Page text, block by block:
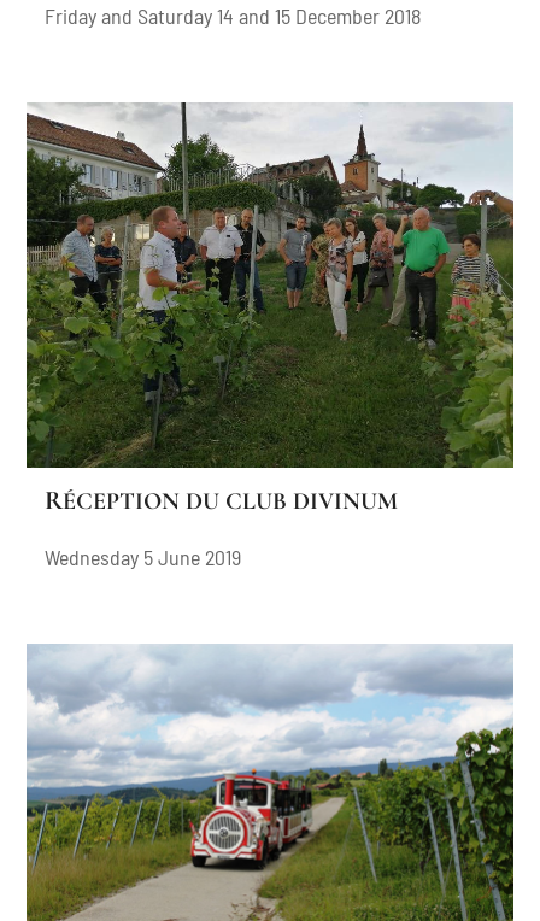
Friday and Saturday 14 and 15 December 2018
RÉCEPTION DU CLUB DIVINUM
Wednesday 5 June 2019